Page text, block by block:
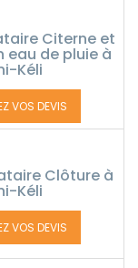
Citerne et
eau de pluie à
Kéli
VOS DEVIS
Clôture à
Kéli
VOS DEVIS